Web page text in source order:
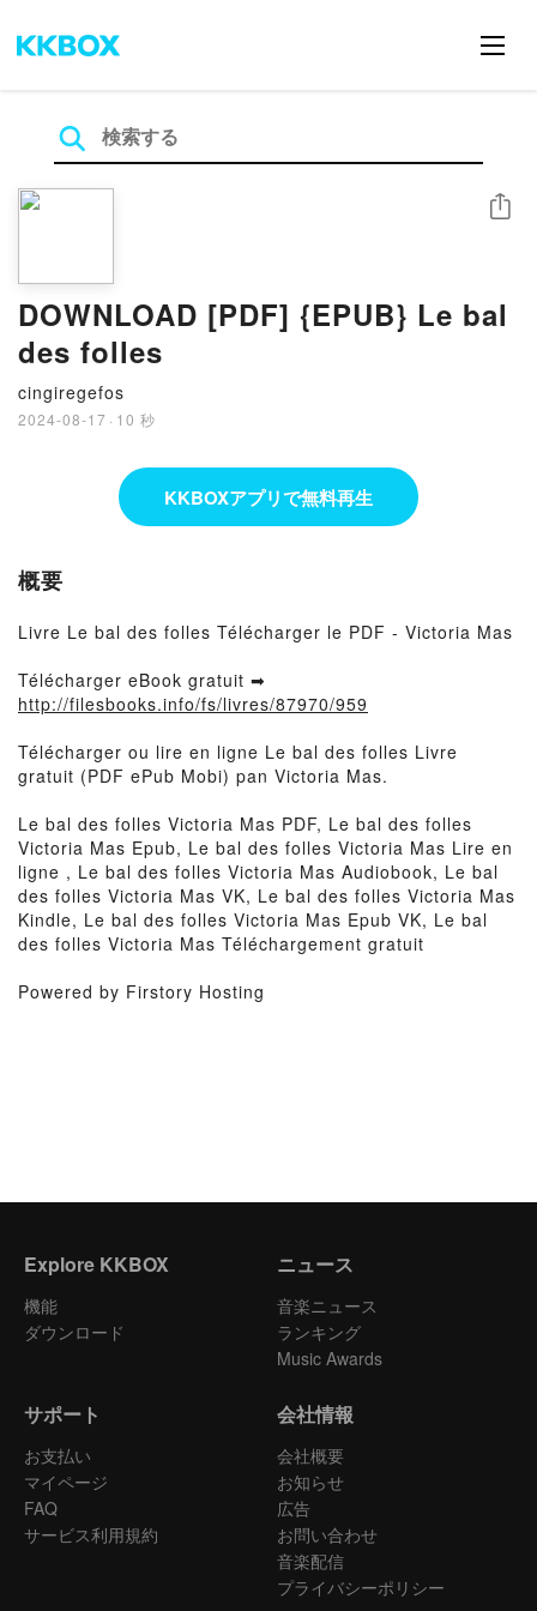
DOWNLOAD [PDF] {EPUB} Le bal
des folles
cingiregefos
2024-08-17 · 10 秒
シェア
KKBOXアプリで無料再生
概要
Livre Le bal des folles Télécharger le PDF - Victoria Mas
Télécharger eBook gratuit ➡
http://filesbooks.info/fs/livres/87970/959
Télécharger ou lire en ligne Le bal des folles Livre
gratuit (PDF ePub Mobi) pan Victoria Mas.
Le bal des folles Victoria Mas PDF, Le bal des folles
Victoria Mas Epub, Le bal des folles Victoria Mas Lire en
ligne , Le bal des folles Victoria Mas Audiobook, Le bal
des folles Victoria Mas VK, Le bal des folles Victoria Mas
Kindle, Le bal des folles Victoria Mas Epub VK, Le bal
des folles Victoria Mas Téléchargement gratuit
Powered by Firstory Hosting
Explore KKBOX
機能
ダウンロード
ニュース
音楽ニュース
ランキング
Music Awards
サポート
お支払い
マイページ
FAQ
サービス利用規約
会社情報
会社概要
お知らせ
広告
お問い合わせ
音楽配信
プライバシーポリシー